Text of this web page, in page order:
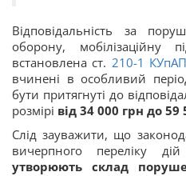
Відповідальність за
оборону, мобілізаційну
встановлена ст. 210-1 КУпАП
вчинені в особливий
бути притягнуті до
розмірі від 34 000 грн до 59
Слід зауважити, що
вичерпного переліку
утворюють склад